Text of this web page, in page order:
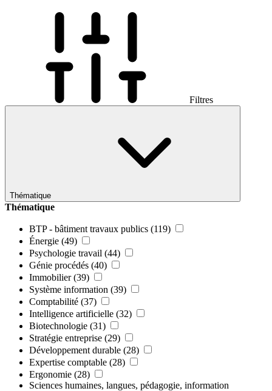
Filtres
Thématique
Thématique
BTP - bâtiment travaux publics (119)
Énergie (49)
Psychologie travail (44)
Génie procédés (40)
Immobilier (39)
Système information (39)
Comptabilité (37)
Intelligence artificielle (32)
Biotechnologie (31)
Stratégie entreprise (29)
Développement durable (28)
Expertise comptable (28)
Ergonomie (28)
Sciences humaines, langues, pédagogie, information